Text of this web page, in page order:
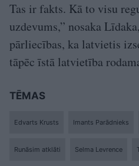
Tas ir fakts. Kā to visu
uzdevums,” nosaka
pārliecības, ka latvietis
tāpēc īstā latvietība
TĒMAS
Edvarts Krusts Imants Parādnieks
Runāsim atklāti Selma Levrence